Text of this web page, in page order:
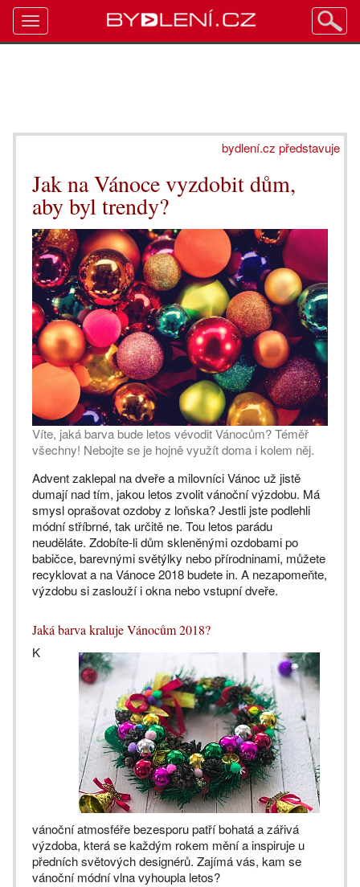
bydlení.cz představuje
Jak na Vánoce vyzdobit dům,
aby byl trendy?
Víte, jaká barva bude letos vévodit Vánocům? Téměř
všechny! Nebojte se je hojně využít doma i kolem něj.
Advent zaklepal na dveře a milovníci Vánoc už jistě
dumají nad tím, jakou letos zvolit vánoční výzdobu. Má
smysl oprašovat ozdoby z loňska? Jestli jste podlehli
módní stříbrné, tak určitě ne. Tou letos parádu
neuděláte. Zdobíte-li dům skleněnými ozdobami po
babičce, barevnými světýlky nebo přírodninami, můžete
recyklovat a na Vánoce 2018 budete in. A nezapomeňte,
výzdobu si zaslouží i okna nebo vstupní dveře.
Jaká barva kraluje Vánocům 2018?
K
vánoční atmosféře bezesporu patří bohatá a zářivá
výzdoba, která se každým rokem mění a inspiruje u
předních světových designérů. Zajímá vás, kam se
vánoční módní vlna vyhoupla letos?
Toggle
navigation